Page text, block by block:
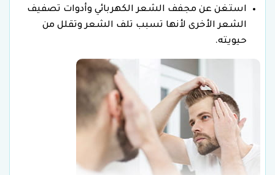
استغن عن مجفف الشعر الكهربائي وأدوات تصفيف
الشعر الأخرى لأنها تسبب تلف الشعر وتقلل من
حيويته.